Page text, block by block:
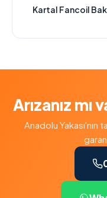
Kartal Fancoil
Arızanız
Anadolu